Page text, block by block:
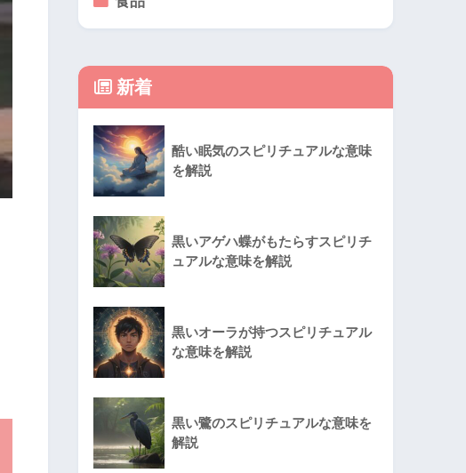
新着
酷い眠気のスピリチュアルな意味
を解説
黒いアゲハ蝶がもたらすスピリチ
ュアルな意味を解説
黒いオーラが持つスピリチュアル
な意味を解説
黒い鷺のスピリチュアルな意味を
解説